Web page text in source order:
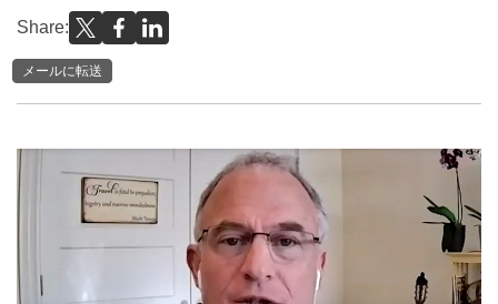
Share:
メールに転送